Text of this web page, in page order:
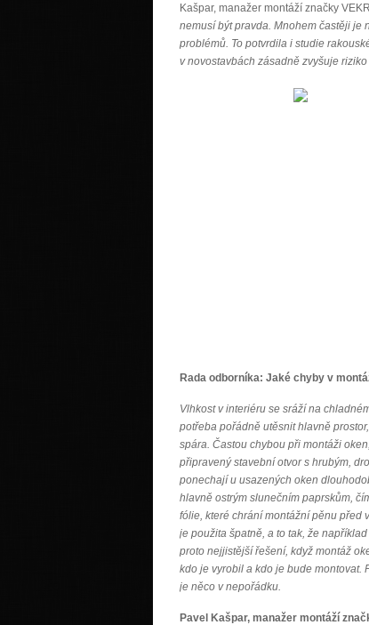
Kašpar, manažer montáží značky
nemusí být pravda. Mnohem častěji je
problémů. To potvrdila i studie
v novostavbách zásadně zvyšuje
Rada odborníka: Jaké chyby v
Vlhkost v interiéru se sráží na
potřeba pořádně utěsnit hlavně
spára. Častou chybou při montáži
připravený stavební otvor s hrubým,
ponechají u usazených oken
hlavně ostrým slunečním paprskům,
fólie, které chrání montážní pěnu před
je použita špatně, a to tak, že
proto nejjistější řešení, když montáž
kdo je vyrobil a kdo je bude montovat.
je něco v nepořádku.
Pavel Kašpar, manažer montáží